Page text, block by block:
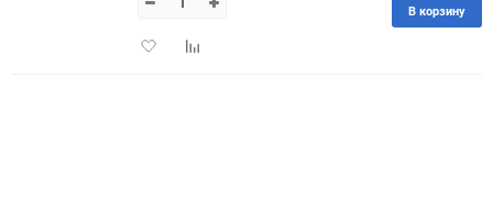
150
ДобавитьДобавить
В корзину